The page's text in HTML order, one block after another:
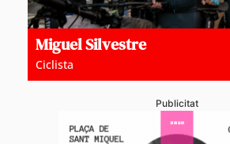
Miguel Silvestre
Ciclista
Publicitat